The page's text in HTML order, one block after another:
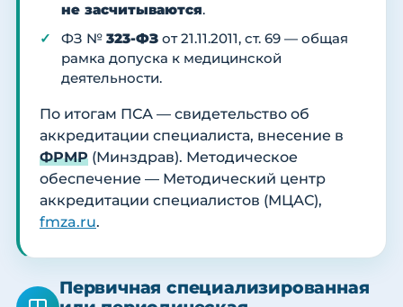
не засчитываются.
ФЗ № 323-ФЗ от 21.11.2011, ст. 69 — общая
рамка допуска к медицинской
деятельности.
По итогам ПСА — свидетельство об
аккредитации специалиста, внесение в
ФРМР (Минздрав). Методическое
обеспечение — Методический центр
аккредитации специалистов (МЦАС),
fmza.ru.
Первичная специализированная